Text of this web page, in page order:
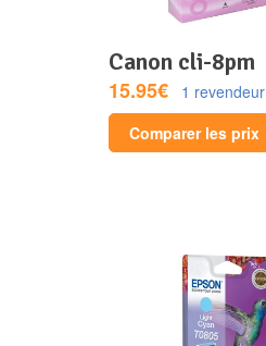
canon cli-8pm
15.95€
1 revendeur
Comparer les prix